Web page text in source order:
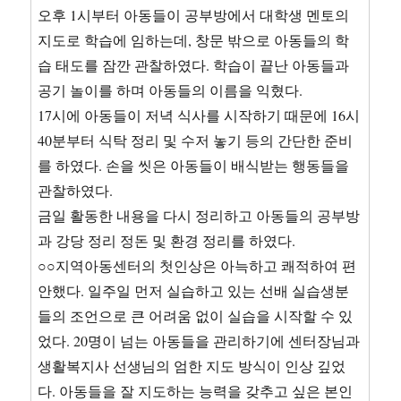
오후 1시부터 아동들이 공부방에서 대학생 멘토의
지도로 학습에 임하는데, 창문 밖으로 아동들의 학
습 태도를 잠깐 관찰하였다. 학습이 끝난 아동들과
공기 놀이를 하며 아동들의 이름을 익혔다.
17시에 아동들이 저녁 식사를 시작하기 때문에 16시
40분부터 식탁 정리 및 수저 놓기 등의 간단한 준비
를 하였다. 손을 씻은 아동들이 배식받는 행동들을
관찰하였다.
금일 활동한 내용을 다시 정리하고 아동들의 공부방
과 강당 정리 정돈 및 환경 정리를 하였다.
○○지역아동센터의 첫인상은 아늑하고 쾌적하여 편
안했다. 일주일 먼저 실습하고 있는 선배 실습생분
들의 조언으로 큰 어려움 없이 실습을 시작할 수 있
었다. 20명이 넘는 아동들을 관리하기에 센터장님과
생활복지사 선생님의 엄한 지도 방식이 인상 깊었
다. 아동들을 잘 지도하는 능력을 갖추고 싶은 본인